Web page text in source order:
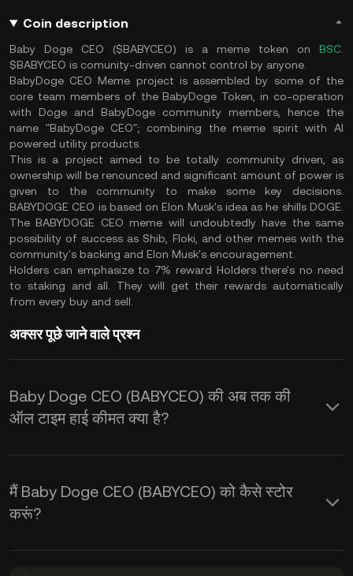
Coin description
Baby Doge CEO ($BABYCEO) is a meme token on BSC
$BABYCEO is comunity-driven cannot control by anyone.
BabyDoge CEO Meme project is assembled by some of the
core team members of the BabyDoge Token, in co-operation
with Doge and BabyDoge community members, hence the
name "BabyDoge CEO"; combining the meme spirit with AI
powered utility products.
This is a project aimed to be totally community driven, as
ownership will be renounced and significant amount of power is
given to the community to make some key decisions.
BABYDOGE CEO is based on Elon Musk's idea as he shills DOGE.
The BABYDOGE CEO meme will undoubtedly have the same
possibility of success as Shib, Floki, and other memes with the
community's backing and Elon Musk's encouragement.
Holders can emphasize to 7% reward Holders there's no need
to staking and all. They will get their rewards automatically
from every buy and sell.
अक्सर पूछे जाने वाले प्रश्न
Baby Doge CEO (BABYCEO) की अब तक की
ऑल टाइम हाई कीमत क्या है?
मैं Baby Doge CEO (BABYCEO) को कैसे स्टोर
करूं?